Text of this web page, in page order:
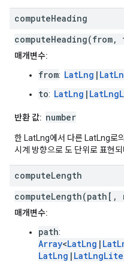
computeHeading
computeHeading(from,
매개변수:
from: LatLng |
to: LatLng |
반환 값: number
한 LatLng에서 다른 LatLng로
시계 방향으로 도 단위로 표현
computeLength
computeLength(path[,
매개변수:
path:
Array<LatLng |
LatLng |